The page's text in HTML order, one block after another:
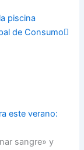
piscina
de Consumo
este verano:
sangre» y